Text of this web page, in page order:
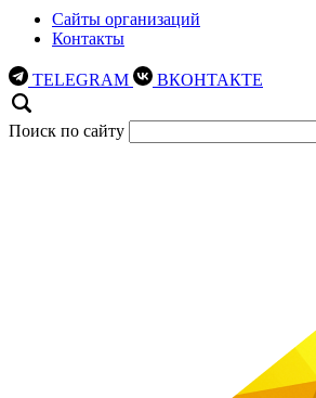
Сайты организаций
Контакты
TELEGRAM ВКОНТАКТЕ
Поиск по сайту